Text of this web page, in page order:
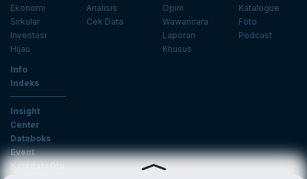
Ekonomi
Sirkular
Investasi
Hijau
Analisis
Cek Data
Opini
Wawancara
Laporan
Khusus
Katalogue
Foto
Podcast
Info
Indeks
Insight
Center
Databoks
Event
KatadataOto